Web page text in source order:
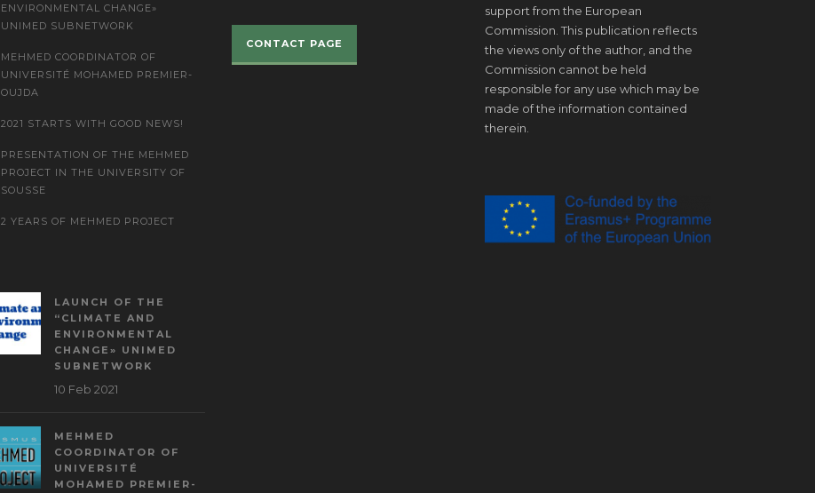
ENVIRONMENTAL CHANGE»
UNIMED SUBNETWORK
MEHMED COORDINATOR OF
UNIVERSITÉ MOHAMED PREMIER-
OUJDA
2021 STARTS WITH GOOD NEWS!
PRESENTATION OF THE MEHMED
PROJECT IN THE UNIVERSITY OF
SOUSSE
2 YEARS OF MEHMED PROJECT
LAUNCH OF THE
“CLIMATE AND
ENVIRONMENTAL
CHANGE» UNIMED
SUBNETWORK
10 Feb 2021
MEHMED
COORDINATOR OF
UNIVERSITÉ
MOHAMED PREMIER-
CONTACT PAGE
support from the European
Commission. This publication reflects
the views only of the author, and the
Commission cannot be held
responsible for any use which may be
made of the information contained
therein.